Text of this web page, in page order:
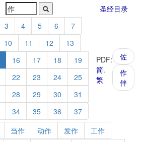
圣经目录
3 4 5 6
7
10 11 12
13
16 17 18
19
22 23 24
25
28 29 30
31
34 35 36 37
PDF:
简.
繁
佐
作
伴
当作 动作 发作
工作